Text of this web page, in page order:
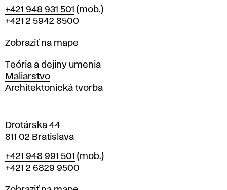
r
a
i
l
a
v
Telefón
+421 948 931 501 (mob.)
+421 2 5942 8500
Mapa
Zobraziť na mape
Katedry
Teória a dejiny umenia
Maliarstvo
Architektonická tvorba
Drotárska 44
811 02 Bratislava
Telefón
+421 948 991 501 (mob.)
+421 2 6829 9500